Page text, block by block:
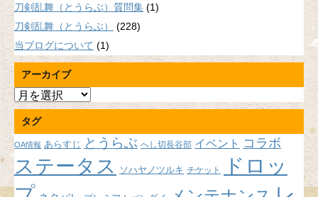
刀剣乱舞（とうらぶ）質問集 (1)
刀剣乱舞（とうらぶ）
(228)
当ブログについて (1)
アーカイブ
ア
ー
カ
イ
ブ
タグ
OA情報 あらすじ とうらぶ へし切長谷部 イベント コラボ
ステータス ソハヤノツルキ チケット
ドロッ